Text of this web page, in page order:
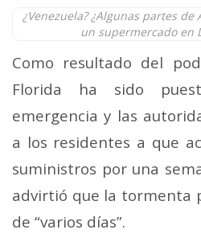
¿Venezuela? ¿Algunas partes
un supermercado en
Como resultado del
Florida ha sido
emergencia y las
a los residentes a que
suministros por una
advirtió que la tormenta
de “varios días”.